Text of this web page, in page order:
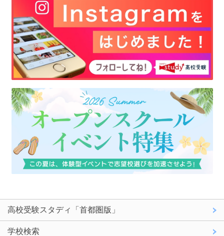
高校受験スタディ「首都圏版」
学校検索